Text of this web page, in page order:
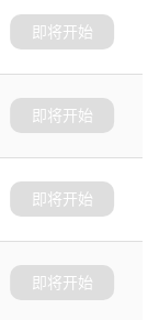
即将开始
即将开始
即将开始
即将开始